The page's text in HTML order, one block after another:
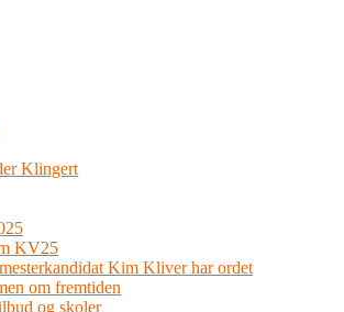
Klingert
KV25
Kim Kliver har ordet
om fremtiden
og skoler